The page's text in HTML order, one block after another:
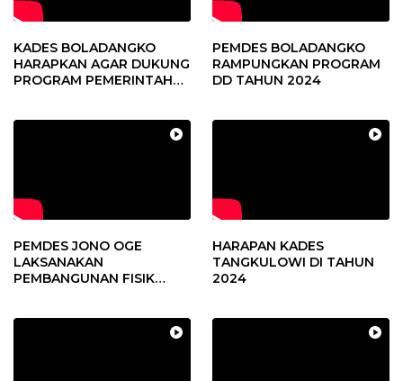
KADES BOLADANGKO
HARAPKAN AGAR DUKUNG
PROGRAM PEMERINTAH
PEMDES BOLADANGKO
RAMPUNGKAN PROGRAM
DD TAHUN 2024
PEMDES JONO OGE
LAKSANAKAN
PEMBANGUNAN FISIK
HARAPAN KADES
TANGKULOWI DI TAHUN
2024